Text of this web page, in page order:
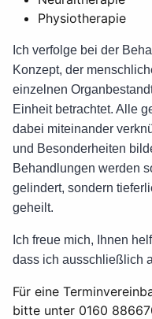
Physiotherapie
Ich verfolge bei der
Konzept, der
einzelnen
Einheit betrachtet. Alle
dabei miteinander
und Besonderheiten
Behandlungen werden
gelindert, sondern
geheilt.
Ich freue mich, Ihnen
dass ich ausschließlich
Für eine
bitte unter 0160